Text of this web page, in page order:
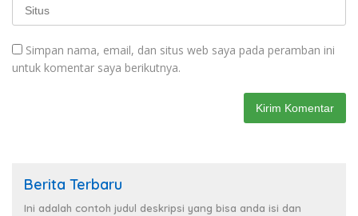
Simpan nama, email, dan situs web saya pada peramban ini
untuk komentar saya berikutnya.
Berita Terbaru
Ini adalah contoh judul deskripsi yang bisa anda isi dan